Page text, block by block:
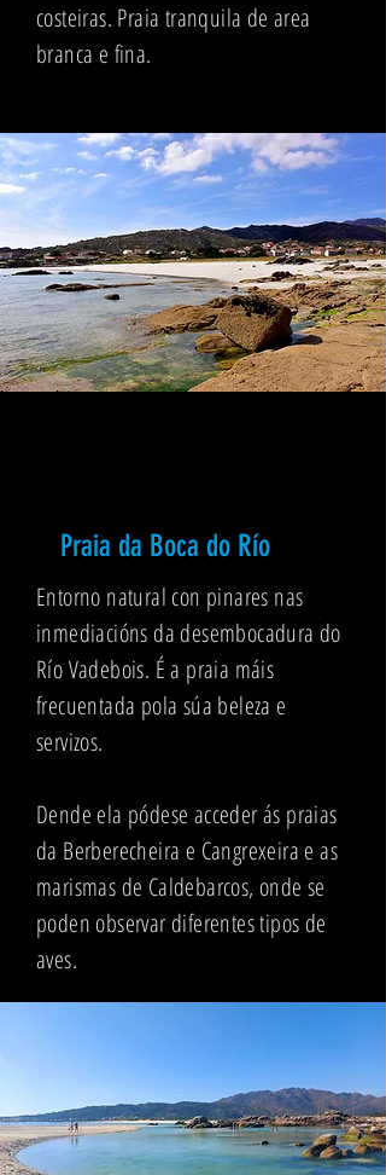
costeiras. Praia tranquila de area
branca e fina.
Praia da Boca do Río
Entorno natural con pinares nas
inmediacións da desembocadura do
Río Vadebois. É a praia máis
frecuentada pola súa beleza e
servizos.
Dende ela pódese acceder ás praias
da Berberecheira e Cangrexeira e as
marismas de Caldebarcos, onde se
poden observar diferentes tipos de
aves.